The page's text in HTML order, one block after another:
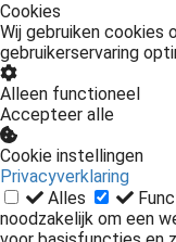
Cookies
Wij gebruiken cookies
gebruikerservaring
Alleen functioneel
Accepteer alle
Cookie instellingen
Privacyverklaring
Alles
noodzakelijk om een